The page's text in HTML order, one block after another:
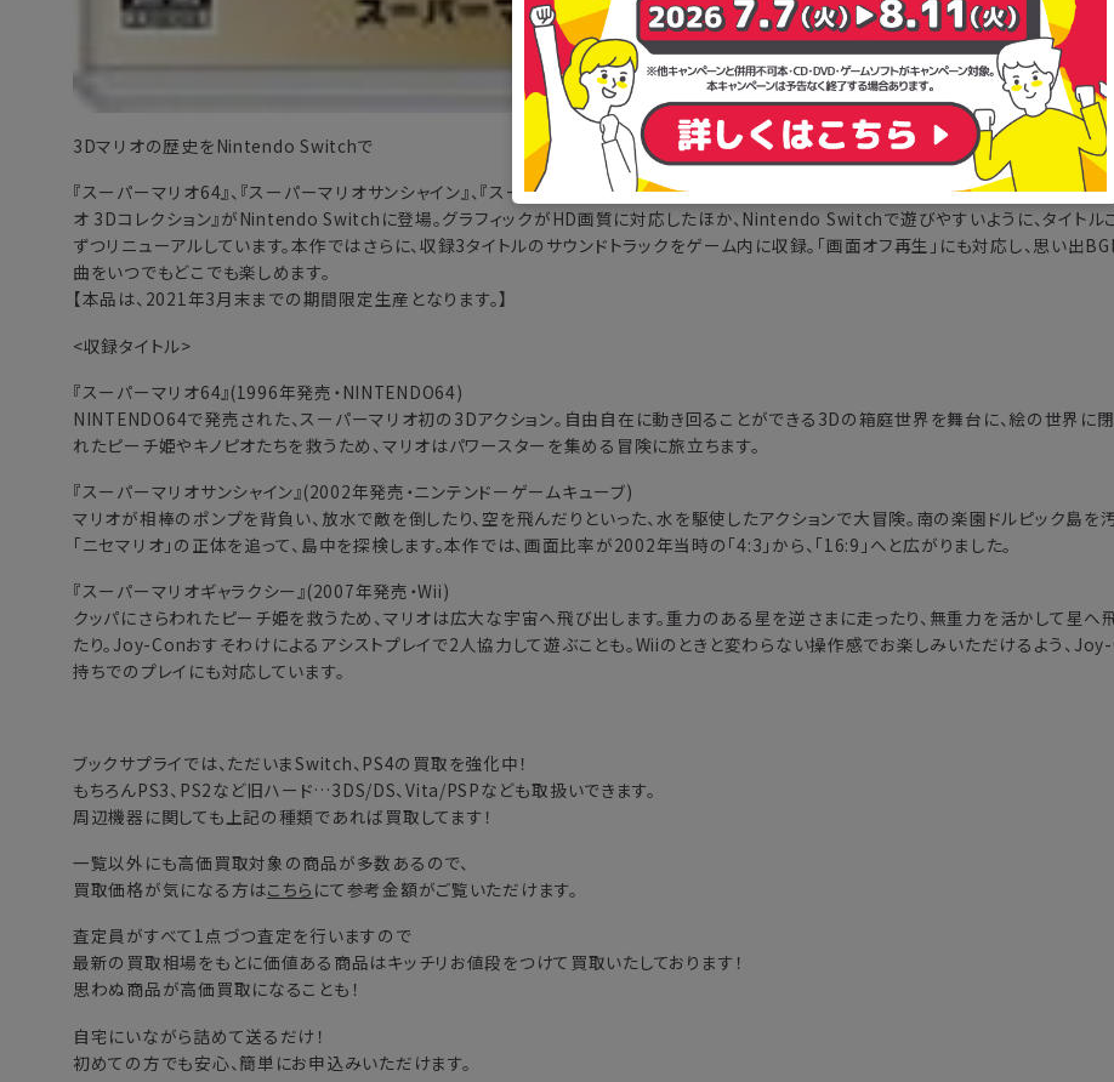
3Dマリオの歴史をNintendo Switchで
『スーパーマリオ64』、『スーパーマリオサンシャイン』、『スーパーマリオギャラクシー』。3つの歴代3Dマリオを1本のソフトに収録した『ス
オ 3Dコレクション』がNintendo Switchに登場。グラフィックがHD画質に対応したほか、Nintendo Switchで遊びやすいように、タイトル
ずつリニューアルしています。本作ではさらに、収録3タイトルのサウンドトラックをゲーム内に収録。「画面オフ再生」にも対応し、思い出
曲をいつでもどこでも楽しめます。
【本品は、2021年3月末までの期間限定生産となります。】
<収録タイトル>
『スーパーマリオ64』(1996年発売・NINTENDO64)
NINTENDO64で発売された、スーパーマリオ初の3Dアクション。自由自在に動き回ることができる3Dの箱庭世界を舞台に、絵の世界に
れたピーチ姫やキノピオたちを救うため、マリオはパワースターを集める冒険に旅立ちます。
『スーパーマリオサンシャイン』(2002年発売・ニンテンドーゲームキューブ)
マリオが相棒のポンプを背負い、放水で敵を倒したり、空を飛んだりといった、水を駆使したアクションで大冒険。南の楽園ドルピック島を
「ニセマリオ」の正体を追って、島中を探検します。本作では、画面比率が2002年当時の「4:3」から、「16:9」へと広がりました。
『スーパーマリオギャラクシー』(2007年発売・Wii)
クッパにさらわれたピーチ姫を救うため、マリオは広大な宇宙へ飛び出します。重力のある星を逆さまに走ったり、無重力を活かして星へ
たり。Joy-Conおすそわけによるアシストプレイで2人協力して遊ぶことも。Wiiのときと変わらない操作感でお楽しみいただけるよう、
持ちでのプレイにも対応しています。
ブックサプライでは、ただいまSwitch、PS4の買取を強化中！
もちろんPS3、PS2など旧ハード…3DS/DS、Vita/PSPなども取扱いできます。
周辺機器に関しても上記の種類であれば買取してます！
一覧以外にも高価買取対象の商品が多数あるので、
買取価格が気になる方はこちら にて参考金額がご覧いただけます。
査定員がすべて1点づつ査定を行いますので
最新の買取相場をもとに価値ある商品はキッチリお値段をつけて買取いたしております！
思わぬ商品が高価買取になることも！
自宅にいながら詰めて送るだけ！
初めての方でも安心、簡単にお申込みいただけます。